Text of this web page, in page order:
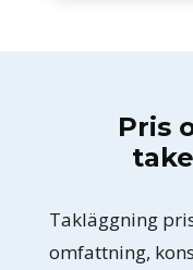
Pris
Takläggning
omfattning,